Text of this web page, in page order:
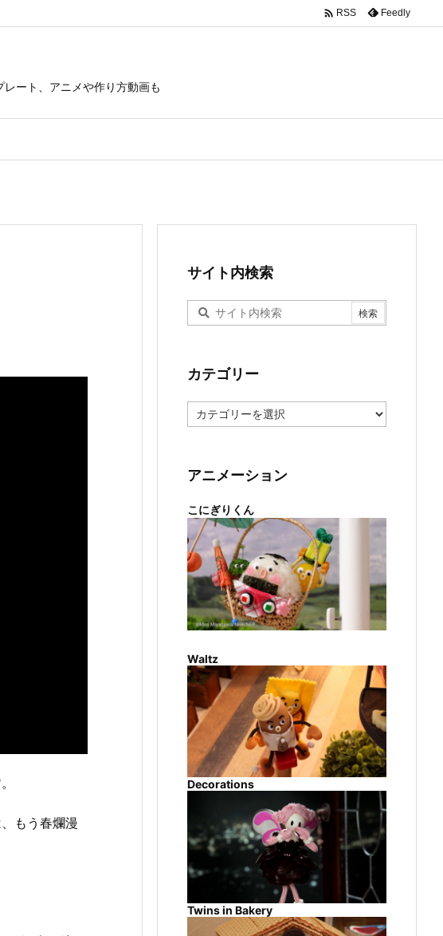
ート、アニメや作り方動画も
 RSS Feedly
もう春爛漫
サイト内検索
カテゴリー
テ
ー
アニメーション
こにぎりくん
Waltz
Decorations
Twins in Bakery